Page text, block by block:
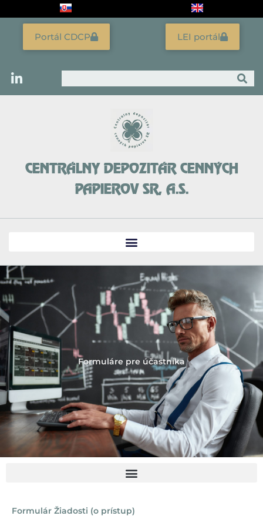
Vyhľadať
LEI portál
Portál CDCP
CENTRÁLNY DEPOZITÁR CENNÝCH
PAPIEROV SR, A.S.
Formuláre pre účastníka
Formulár Žiadosti (o prístup)